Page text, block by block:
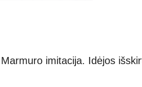
Marmuro imitacija. Idėjos